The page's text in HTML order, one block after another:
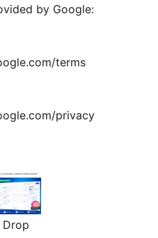
by Google:
terms
privacy
Drop